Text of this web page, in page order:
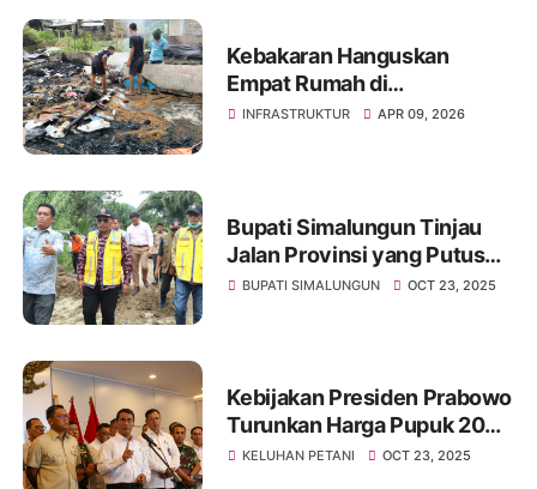
Kebakaran Hanguskan
Empat Rumah di
Simalungun, Kerugian
INFRASTRUKTUR APR 09, 2026
Bupati Simalungun Tinjau
Jalan Provinsi yang Putus
Akibat Longsor di Raya
BUPATI SIMALUNGUN OCT 23, 2025
Kebijakan Presiden Prabowo
Turunkan Harga Pupuk 20%
Pertama Kali dalam Sejarah
KELUHAN PETANI OCT 23, 2025